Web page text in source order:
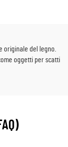
originale del legno.
oggetti per scatti